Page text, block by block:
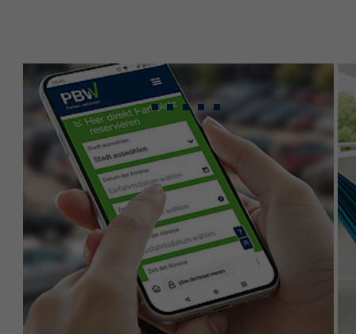
Gebündeltes Know-
how für maximale
Leistung.